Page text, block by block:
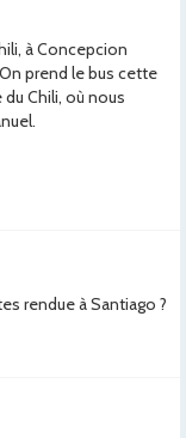
à Concepcion
prend le bus cette
Chili, où nous
rendue à Santiago ?